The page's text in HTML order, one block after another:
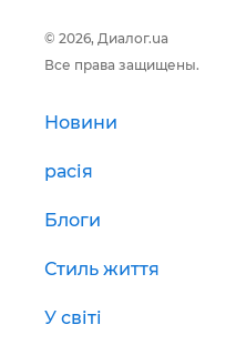
© 2026, Диалог.ua
Все права защищены.
Новини
расія
Блоги
Стиль життя
У світі